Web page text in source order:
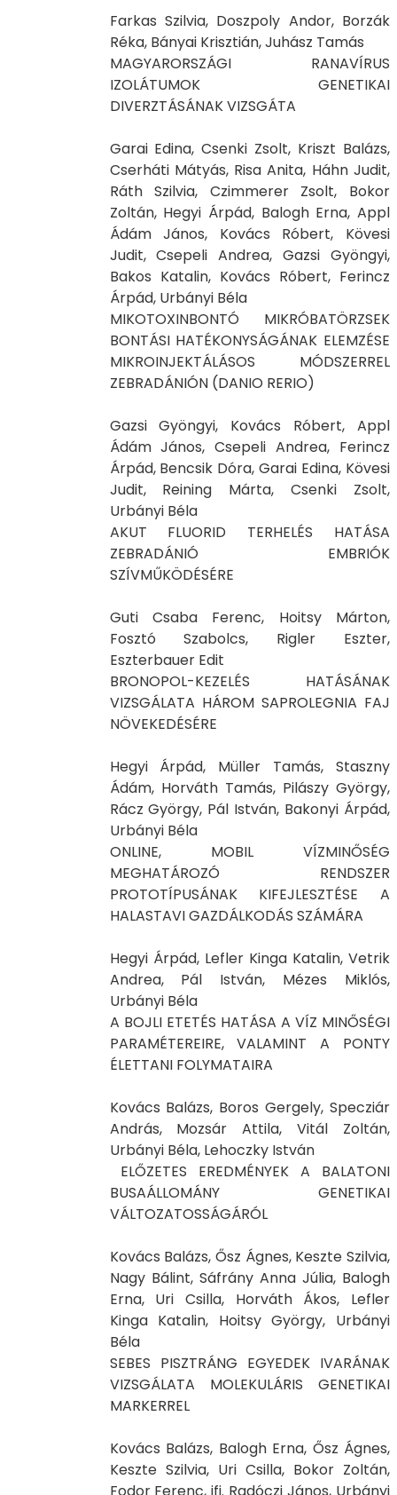
Farkas Szilvia, Doszpoly Andor, Borzák
Réka, Bányai Krisztián, Juhász Tamás
MAGYARORSZÁGI RANAVÍRUS
IZOLÁTUMOK GENETIKAI
DIVERZTÁSÁNAK VIZSGÁTA
Garai Edina, Csenki Zsolt, Kriszt Balázs,
Cserháti Mátyás, Risa Anita, Háhn Judit,
Ráth Szilvia, Czimmerer Zsolt, Bokor
Zoltán, Hegyi Árpád, Balogh Erna, Appl
Ádám János, Kovács Róbert, Kövesi
Judit, Csepeli Andrea, Gazsi Gyöngyi,
Bakos Katalin, Kovács Róbert, Ferincz
Árpád, Urbányi Béla
MIKOTOXINBONTÓ MIKRÓBATÖRZSEK
BONTÁSI HATÉKONYSÁGÁNAK ELEMZÉSE
MIKROINJEKTÁLÁSOS MÓDSZERREL
ZEBRADÁNIÓN (DANIO RERIO)
Gazsi Gyöngyi, Kovács Róbert, Appl
Ádám János, Csepeli Andrea, Ferincz
Árpád, Bencsik Dóra, Garai Edina, Kövesi
Judit, Reining Márta, Csenki Zsolt,
Urbányi Béla
AKUT FLUORID TERHELÉS HATÁSA
ZEBRADÁNIÓ EMBRIÓK
SZÍVMŰKÖDÉSÉRE
Guti Csaba Ferenc, Hoitsy Márton,
Fosztó Szabolcs, Rigler Eszter,
Eszterbauer Edit
BRONOPOL-KEZELÉS HATÁSÁNAK
VIZSGÁLATA HÁROM SAPROLEGNIA FAJ
NÖVEKEDÉSÉRE
Hegyi Árpád, Müller Tamás, Staszny
Ádám, Horváth Tamás, Pilászy György,
Rácz György, Pál István, Bakonyi Árpád,
Urbányi Béla
ONLINE, MOBIL VÍZMINŐSÉG
MEGHATÁROZÓ RENDSZER
PROTOTÍPUSÁNAK KIFEJLESZTÉSE A
HALASTAVI GAZDÁLKODÁS SZÁMÁRA
Hegyi Árpád, Lefler Kinga Katalin, Vetrik
Andrea, Pál István, Mézes Miklós,
Urbányi Béla
A BOJLI ETETÉS HATÁSA A VÍZ MINŐSÉGI
PARAMÉTEREIRE, VALAMINT A PONTY
ÉLETTANI FOLYMATAIRA
Kovács Balázs, Boros Gergely, Specziár
András, Mozsár Attila, Vitál Zoltán,
Urbányi Béla, Lehoczky István
ELŐZETES EREDMÉNYEK A BALATONI
BUSAÁLLOMÁNY GENETIKAI
VÁLTOZATOSSÁGÁRÓL
Kovács Balázs, Ősz Ágnes, Keszte Szilvia,
Nagy Bálint, Sáfrány Anna Júlia, Balogh
Erna, Uri Csilla, Horváth Ákos, Lefler
Kinga Katalin, Hoitsy György, Urbányi
Béla
SEBES PISZTRÁNG EGYEDEK IVARÁNAK
VIZSGÁLATA MOLEKULÁRIS GENETIKAI
MARKERREL
Kovács Balázs, Balogh Erna, Ősz Ágnes,
Keszte Szilvia, Uri Csilla, Bokor Zoltán,